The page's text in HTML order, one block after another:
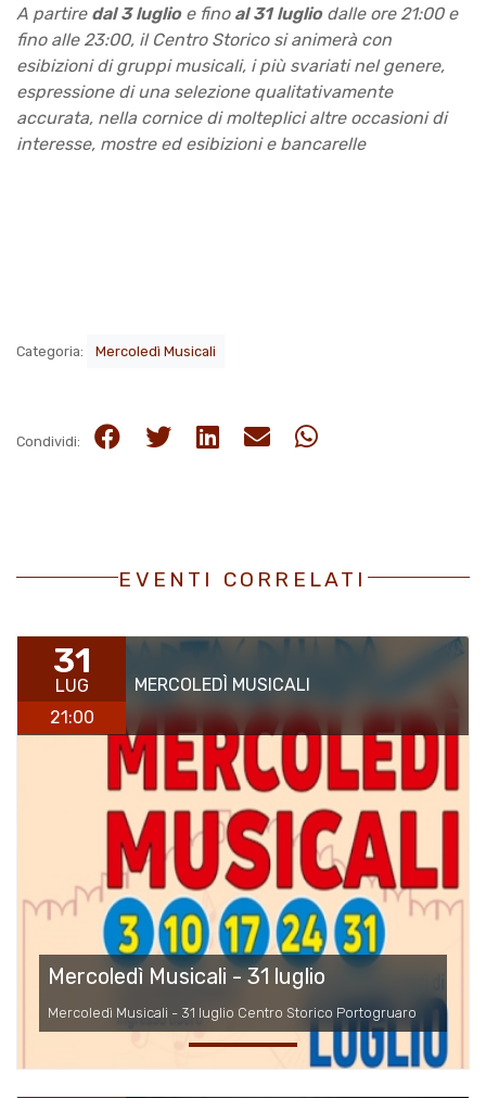
A partire dal 3 luglio e fino al 31 lugliodalle ore 21:00 e
fino alle 23:00, il Centro Storico si animerà con
esibizioni di gruppi musicali, i più svariati nel genere,
espressione di una selezione qualitativamente
accurata, nella cornice di molteplici altre occasioni di
interesse, mostre ed esibizioni e bancarelle
Categoria: Mercoledì Musicali
Condividi:
EVENTI CORRELATI
31
LUG
21:00
MERCOLEDÌ MUSICALI
Mercoledì Musicali - 31 luglio
Mercoledì Musicali - 31 luglio Centro Storico Portogruaro